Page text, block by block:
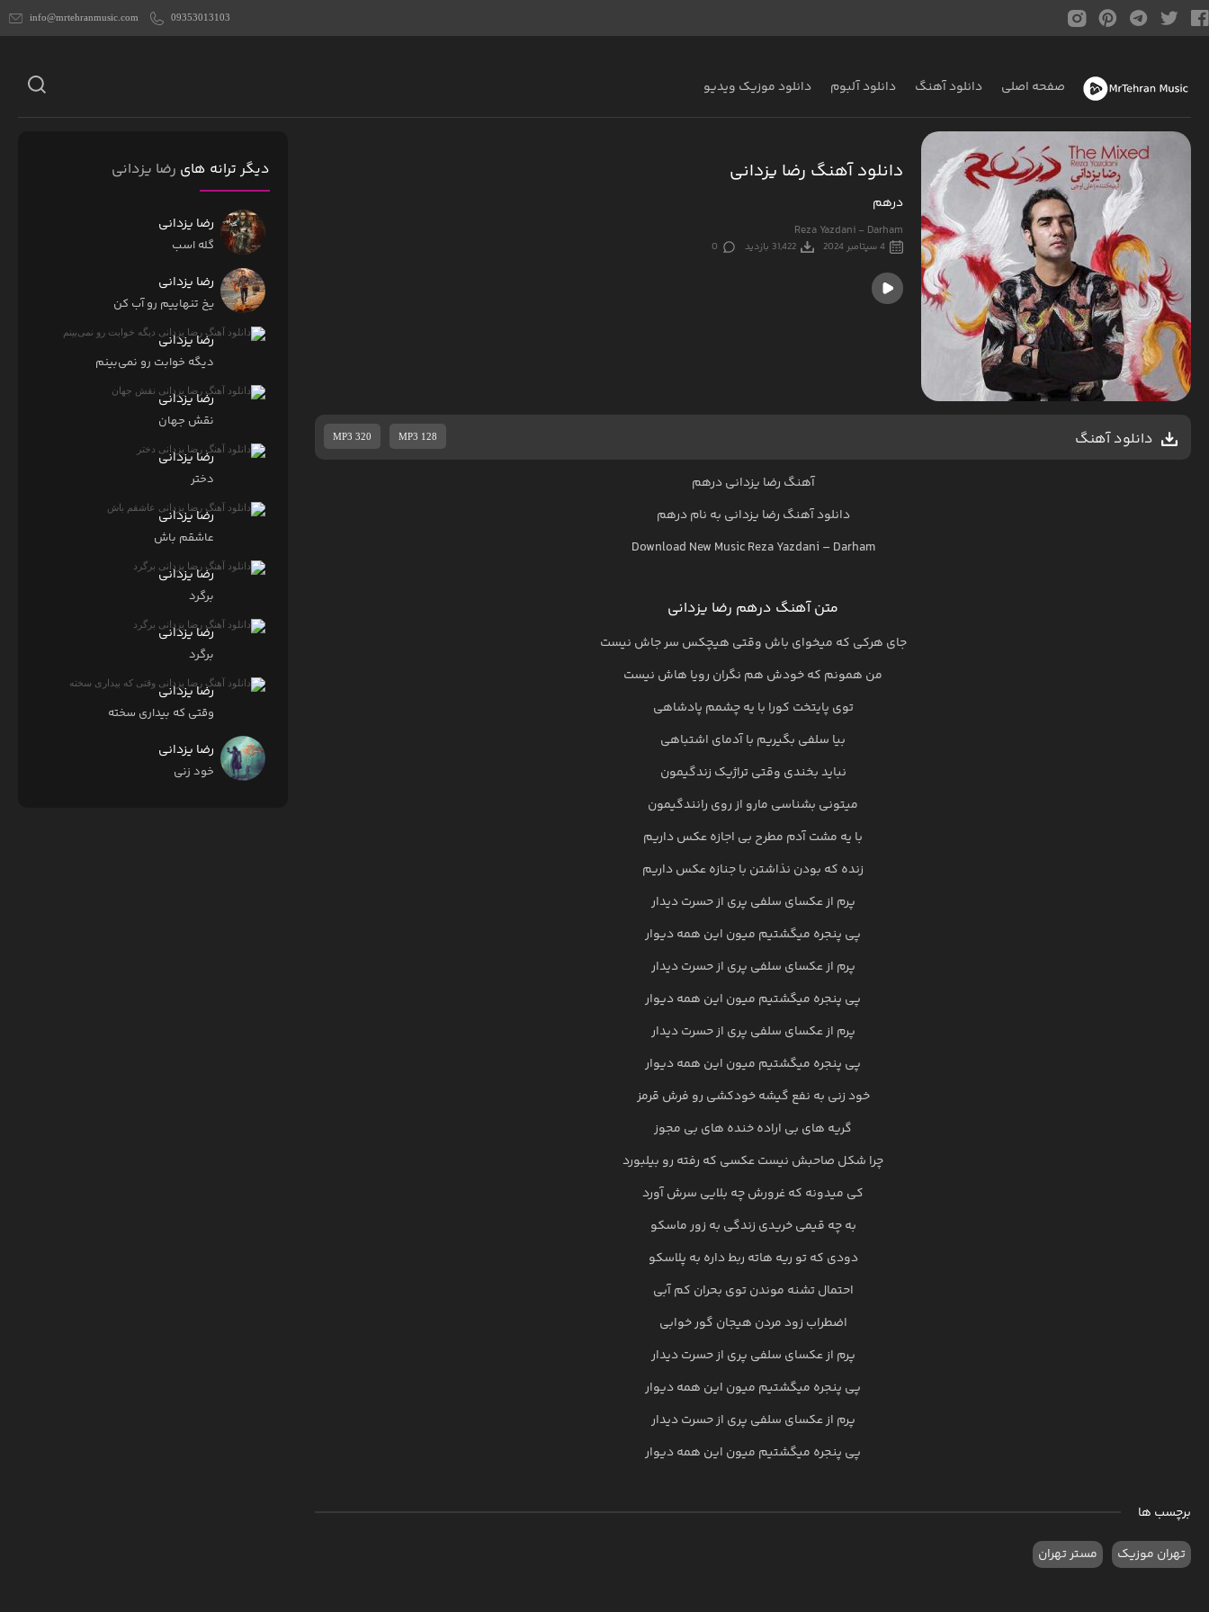
info@mrtehranmusic.com 09353013103
صفحه اصلی دانلود آهنگ دانلود آلبوم دانلود موزیک ویدیو
دانلود آهنگ رضا یزدانی
درهم
Reza Yazdani - Darham
4 سپتامبر 2024 31,422 بازدید 0
دانلود آهنگ MP3 320 MP3 128
آهنگ رضا یزدانی درهم
دانلود آهنگ رضا یزدانی به نامدرهم
Download New MusicReza Yazdani – Darham
متن آهنگ درهم رضا یزدانی
جای هرکی که میخوای باش وقتی هیچکس سر جاش نیست
من همونم که خودش هم نگران رویا هاش نیست
توی پایتخت کورا با یه چشمم پادشاهی
بیا سلفی بگیریم با آدمای اشتباهی
نباید بخندی وقتی تراژیک زندگیمون
میتونی بشناسی مارو از روی رانندگیمون
با یه مشت آدم مطرح بی اجازه عکس داریم
زنده که بودن نذاشتن با جنازه عکس داریم
پرم از عکسای سلفی پری از حسرت دیدار
پی پنجره میگشتیم میون این همه دیوار
پرم از عکسای سلفی پری از حسرت دیدار
پی پنجره میگشتیم میون این همه دیوار
پرم از عکسای سلفی پری از حسرت دیدار
پی پنجره میگشتیم میون این همه دیوار
خود زنی به نفع گیشه خودکشی رو فرش قرمز
گریه های بی اراده خنده های بی مجوز
چرا شکل صاحبش نیست عکسی که رفته رو بیلبورد
کی میدونه که غرورش چه بلایی سرش آورد
به چه قیمی خریدی زندگی به زور ماسکو
دودی که تو ریه هاته ربط داره به پلاسکو
احتمال تشنه موندن توی بحران کم آبی
اضطراب زود مردن هیجان گور خوابی
پرم از عکسای سلفی پری از حسرت دیدار
پی پنجره میگشتیم میون این همه دیوار
پرم از عکسای سلفی پری از حسرت دیدار
پی پنجره میگشتیم میون این همه دیوار
برچسب ها
تهران موزیک مستر تهران
دیگر ترانه های رضا یزدانی
رضا یزدانی
گله اسب
رضا یزدانی
یخ تنهاییم رو آب کن
رضا یزدانی
دیگه خوابت رو نمی‌بینم
رضا یزدانی
نقش جهان
رضا یزدانی
دختر
رضا یزدانی
عاشقم باش
رضا یزدانی
برگرد
رضا یزدانی
برگرد
رضا یزدانی
وقتی که بیداری سخته
رضا یزدانی
خود زنی